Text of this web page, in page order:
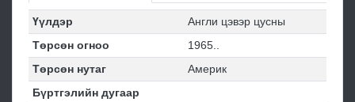
Үүлдэр
Англи цэвэр цусны
Төрсөн огноо
1965..
Төрсөн нутаг
Америк
Бүртгэлийн дугаар